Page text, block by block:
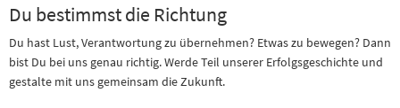
Du bestimmst die Richtung
Du hast Lust, Verantwortung zu übernehmen? Etwas zu bewegen? Dann
bist Du bei uns genau richtig. Werde Teil unserer Erfolgsgeschichte und
gestalte mit uns gemeinsam die Zukunft.